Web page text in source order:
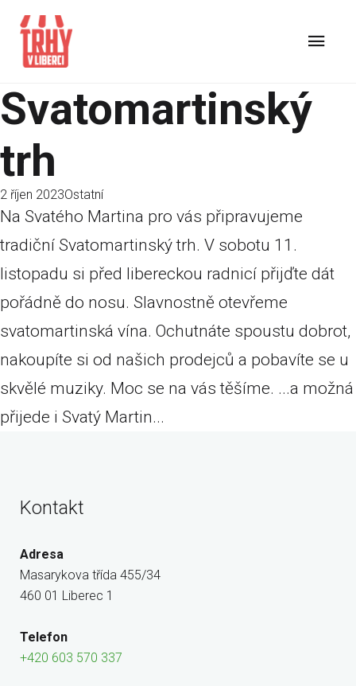
Svatomartinský
trh
2 říjen 2023Ostatní
Na Svatého Martina pro vás připravujeme
tradiční Svatomartinský trh. V sobotu 11.
listopadu si před libereckou radnicí přijďte dát
pořádně do nosu. Slavnostně otevřeme
svatomartinská vína. Ochutnáte spoustu dobrot,
nakoupíte si od našich prodejců a pobavíte se u
skvělé muziky. Moc se na vás těšíme. ...a možná
přijede i Svatý Martin...
Kontakt
Adresa
Masarykova třída 455/34
460 01 Liberec 1
Telefon
+420 603 570 337